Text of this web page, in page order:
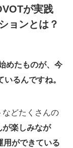
が実践
ョンとは？
めたものが、今
るんですね。
などたくさんの
が楽しみなが
用ができている